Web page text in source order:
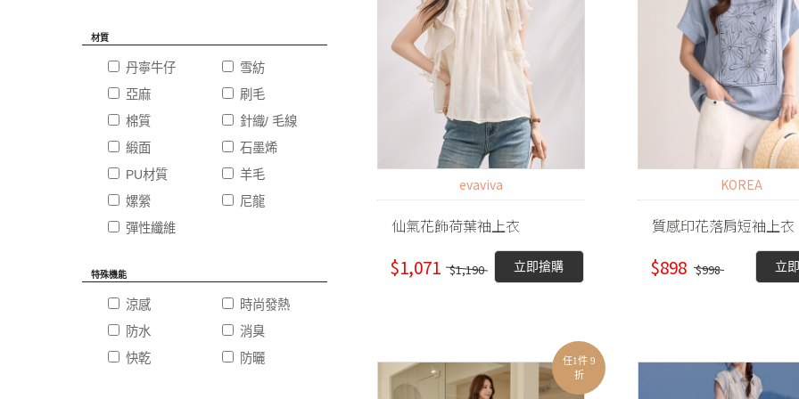
材質
丹寧牛仔
雪紡
亞麻
刷毛
棉質
針織/ 毛線
緞面
石墨烯
PU材質
羊毛
嫘縈
尼龍
彈性纖維
特殊機能
涼感
時尚發熱
防水
消臭
快乾
防曬
evaviva
仙氣花飾荷葉袖上衣
$1,071 $1,190 立即搶購
KOREA
質感印花落肩短袖上衣
$898 $998 立
任1件 9
折